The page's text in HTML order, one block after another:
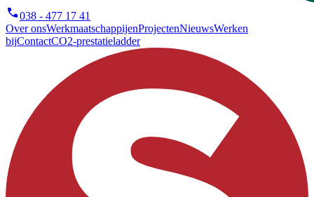
038 - 477 17 41
Over onsWerkmaatschappijenProjectenNieuwsWerken
bijContactCO2-prestatieladder